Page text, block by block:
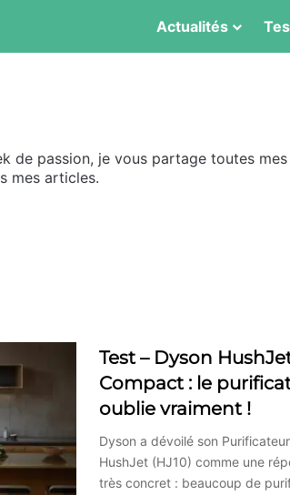
Actualités
de passion, je vous partage toutes
mes articles.
Test – Dyson
Compact : le
oublie vraiment !
Dyson a dévoilé son
HushJet (HJ10) comme une
très concret : beaucoup de